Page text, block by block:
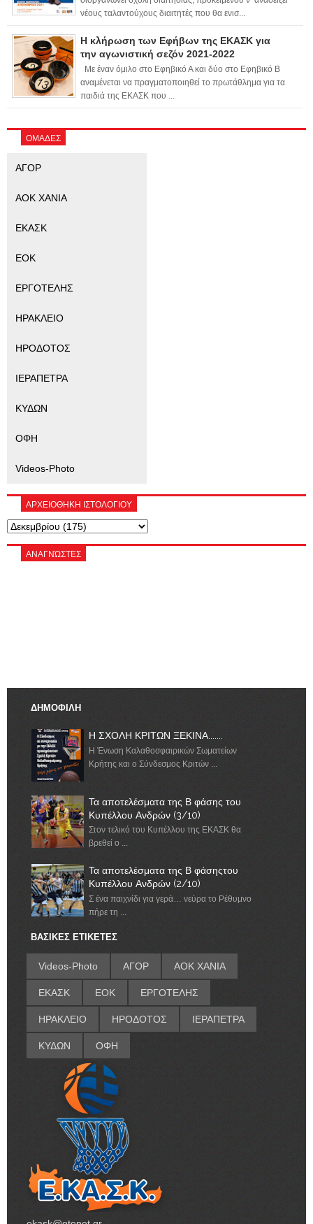
νέους ταλαντούχους διαιτητές που θα ενισ...
Η κλήρωση των Εφήβων της ΕΚΑΣΚ για
την αγωνιστική σεζόν 2021-2022
Με έναν όμιλο στο Εφηβικό Α και δύο στο Εφηβικό Β
αναμένεται να πραγματοποιηθεί το πρωτάθλημα για τα
παιδιά της ΕΚΑΣΚ που ...
ΟΜΑΔΕΣ
ΑΓΟΡ
ΑΟΚ ΧΑΝΙΑ
ΕΚΑΣΚ
ΕΟΚ
ΕΡΓΟΤΕΛΗΣ
ΗΡΑΚΛΕΙΟ
ΗΡΟΔΟΤΟΣ
ΙΕΡΑΠΕΤΡΑ
ΚΥΔΩΝ
ΟΦΗ
Videos-Photo
ΑΡΧΕΙΟΘΗΚΗ ΙΣΤΟΛΟΓΙΟΥ
ΑΝΑΓΝΏΣΤΕΣ
ΔΗΜΟΦΙΛΗ
Η ΣΧΟΛΗ ΚΡΙΤΩΝ ΞΕΚΙΝΑ.......
Η Ένωση Καλαθοσφαιρικών Σωματείων
Κρήτης και ο Σύνδεσμος Κριτών ...
Τα αποτελέσματα της Β φάσης του
Κυπέλλου Ανδρών (3/10)
Στον τελικό του Κυπέλλου της ΕΚΑΣΚ θα
βρεθεί ο ...
Τα αποτελέσματα της Β φάσηςτου
Κυπέλλου Ανδρών (2/10)
Σ ένα παιχνίδι για γερά… νεύρα το Ρέθυμνο
πήρε τη ...
ΒΑΣΙΚΕΣ ΕΤΙΚΕΤΕΣ
Videos-Photo ΑΓΟΡ ΑΟΚ ΧΑΝΙΑ
ΕΚΑΣΚ ΕΟΚ ΕΡΓΟΤΕΛΗΣ
ΗΡΑΚΛΕΙΟ ΗΡΟΔΟΤΟΣ ΙΕΡΑΠΕΤΡΑ
ΚΥΔΩΝ ΟΦΗ